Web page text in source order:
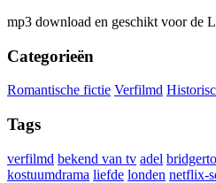
mp3 download en geschikt voor de
Categorieën
Romantische fictie Verfilmd
Tags
verfilmd bekend van tv adel
kostuumdrama liefde londen netflix-